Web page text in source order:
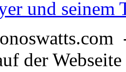
und seinem
der